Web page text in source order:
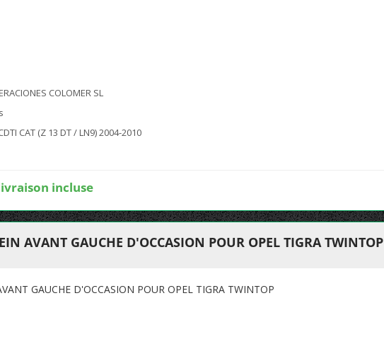
COLOMER SL
CAT (Z 13 DT / LN9) 2004-2010
incluse
AVANT GAUCHE D'OCCASION POUR OPEL TIGRA TWINTOP
GAUCHE D'OCCASION POUR OPEL TIGRA TWINTOP